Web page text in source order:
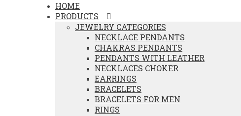
HOME
PRODUCTS
JEWELRY CATEGORIES
NECKLACE PENDANTS
CHAKRAS PENDANTS
PENDANTS WITH LEATHER
NECKLACES CHOKER
EARRINGS
BRACELETS
BRACELETS FOR MEN
RINGS